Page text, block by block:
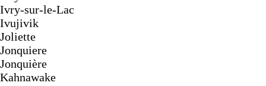
Ivry-sur-le-Lac
Ivujivik
Joliette
Jonquiere
Jonquière
Kahnawake